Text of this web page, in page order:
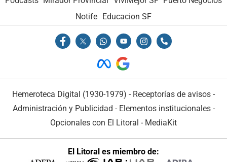
Notife Educacion SF
Hemeroteca Digital (1930-1979) - Receptorías de avisos -
Administración y Publicidad - Elementos institucionales-
Opcionales con El Litoral - MediaKit
El Litoral es miembro de: